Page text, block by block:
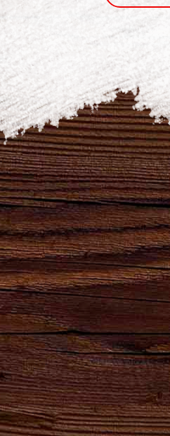
ПОДЕЛИТЬСЯ
Наши